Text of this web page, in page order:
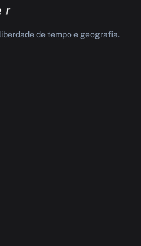
de tempo e geografia.